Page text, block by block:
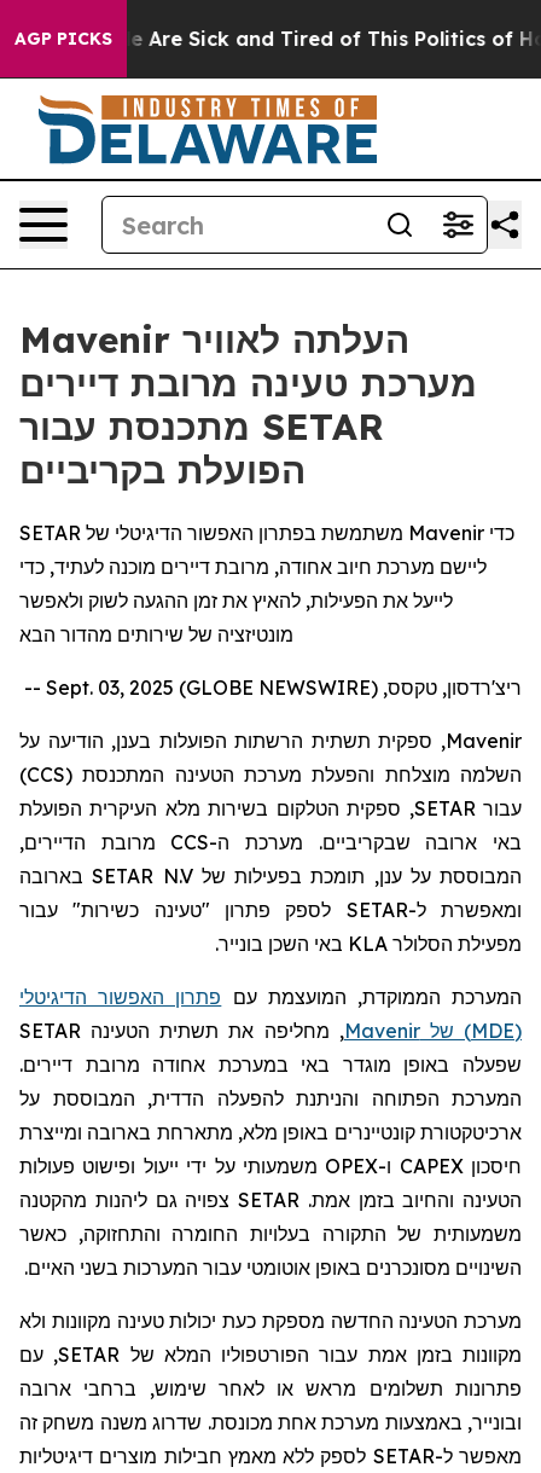
AGP PICKS
“People Are Sick and Tired of This Politics of
Mavenir העלתה לאוויר
מערכת טעינה מרובת דיירים
מתכנסת עבור SETAR
הפועלת בקריביים
SETAR משתמשת בפתרון האפשור הדיגיטלי של Mavenir כדי
ליישם מערכת חיוב אחודה, מרובת דיירים מוכנה לעתיד, כדי
לייעל את הפעילות, להאיץ את זמן ההגעה לשוק ולאפשר
מונטיזציה של שירותים מהדור הבא
ריצ'רדסון, טקסס, Sept. 03, 2025 (GLOBE NEWSWIRE) --
Mavenir, ספקית תשתית הרשתות הפועלות בענן, הודיעה על
השלמה מוצלחת והפעלת מערכת הטעינה המתכנסת (CCS
)
עבורSETAR, ספקית הטלקום בשירות מלא העיקרית הפועלת
באי ארובה שבקריביים. מערכת ה-CCS
מרובת הדיירים,
המבוססת על ענן, תומכת בפעילות שלSETAR N.Vבארובה
ומאפשרת ל-SETAR לספק פתרון "טעינה כשירות" עבור
מפעילת הסלולר KLA באי השכן בונייר.
המערכת הממוקדת, המועצמת עם פתרון האפשור הדיגיטלי
(
MDE) שלMavenir, מחליפה את תשתית הטעינה SETAR
שפעלה באופן מוגדר באי במערכת אחודה מרובת דיירים.
המערכת הפתוחה והניתנת להפעלה הדדית, המבוססת על
ארכיטקטורת קונטיינרים באופן מלא, מתארחת בארובה ומייצרת
חיסכוןCAPEX ו-OPEX משמעותי על ידי ייעול ופישוט פעולות
הטעינה והחיוב בזמן אמת. SETAR צפויה גם ליהנות מהקטנה
משמעותית של התקורה בעלויות החומרה והתחזוקה, כאשר
השינויים מסונכרנים באופן אוטומטי עבור המערכות בשני האיים.
מערכת הטעינה החדשה מספקת כעת יכולות טעינה מקוונות ולא
מקוונות בזמן אמת עבור הפורטפוליו המלא של SETAR, עם
פתרונות תשלומים מראש או לאחר שימוש, ברחבי ארובה
ובונייר, באמצעות מערכת אחת מכונסת. שדרוג משנה משחק זה
מאפשר ל-SETAR לספק ללא מאמץ חבילות מוצרים דיגיטליות